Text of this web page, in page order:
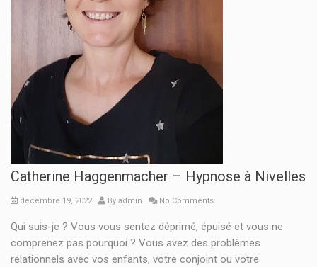
Catherine Haggenmacher – Hypnose à Nivelles
décembre 19, 2022 By admin No Comments
Qui suis-je ? Vous vous sentez déprimé, épuisé et vous ne
comprenez pas pourquoi ? Vous avez des problèmes
relationnels avec vos enfants, votre conjoint ou votre